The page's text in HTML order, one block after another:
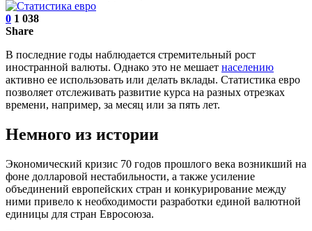
0 1 038
Share
В последние годы наблюдается стремительный рост
иностранной валюты. Однако это не мешает населению
активно ее использовать или делать вклады. Статистика евро
позволяет отслеживать развитие курса на разных отрезках
времени, например, за месяц или за пять лет.
Немного из истории
Экономический кризис 70 годов прошлого века возникший на
фоне долларовой нестабильности, а также усиление
объединений европейских стран и конкурирование между
ними привело к необходимости разработки единой валютной
единицы для стран Евросоюза.